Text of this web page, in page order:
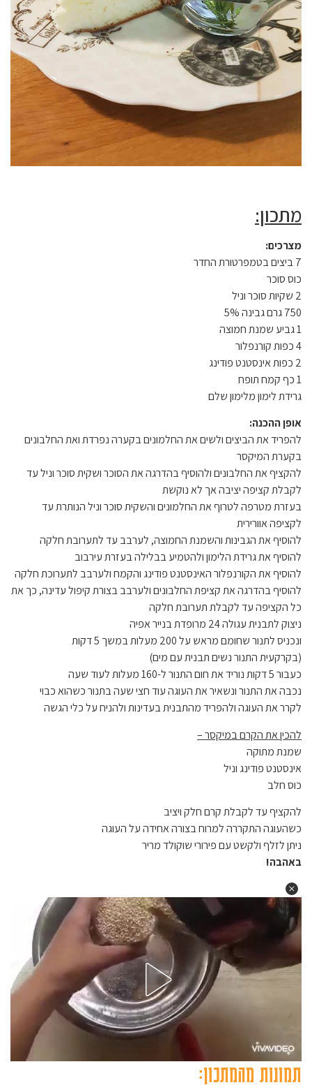
מתכון:
מצרכים:
7 ביצים בטמפרטורת החדר
כוס סוכר
2 שקיות סוכר וניל
750 גרם גבינה 5%
1 גביע שמנת חמוצה
4 כפות קורנפלור
2 כפות אינסטנט פודינג
1 כף קמח תופח
גרידת לימון מלימון שלם
אופן ההכנה:
להפריד את הביצים ולשים את החלמונים בקערה נפרדת ואת החלבונים
בקערת המיקסר
להקציף את החלבונים ולהוסיף בהדרגה את הסוכר ושקית סוכר וניל עד
לקבלת קציפה יציבה אך לא נוקשת
בעזרת מטרפה לטרוף את החלמונים והשקית סוכר וניל הנותרת עד
לקציפה אוורירית
להוסיף את הגבינות והשמנת החמוצה, לערבב עד לתערובת חלקה
להוסיף את גרידת הלימון ולהטמיע בבלילה בעזרת עירבוב
להוסיף את הקורנפלור האינסטנט פודינג והקמח ולערבב לתערוכת חלקה
להוסיף בהדרגה את קציפת החלבונים ולערבב בצורת קיפול עדינה, כך את
כל הקציפה עד לקבלת תערובת חלקה
ניצוק לתבנית עגולה 24 מרופדת בנייר אפיה
ונכניס לתנור שחומם מראש על 200 מעלות במשך 5 דקות
(בקרקעית התנור נשים תבנית עם מים)
כעבור 5 דקות נוריד את חום התנור ל-160 מעלות לעוד שעה
נכבה את התנור ונשאיר את העוגה עוד חצי שעה בתנור כשהוא כבוי
לקרר את העוגה ולהפריד מהתבנית בעדינות ולהניח על כלי הגשה
להכין את הקרם במיקסר –
שמנת מתוקה
אינסטנט פודינג וניל
כוס חלב
להקציף עד לקבלת קרם חלק ויציב
כשהעוגה התקררה למרוח בצורה אחידה על העוגה
ניתן לזלף ולקשט עם פירורי שוקולד מריר
באהבה!
תמונות מהמתכון: